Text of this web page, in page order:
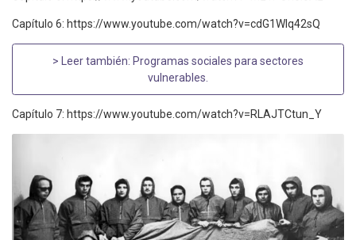
Capítulo 6: https://www.youtube.com/watch?v=cdG1Wlq42sQ
> Leer también: Programas sociales para sectores
vulnerables
Capítulo 7: https://www.youtube.com/watch?v=RLAJTCtun_Y